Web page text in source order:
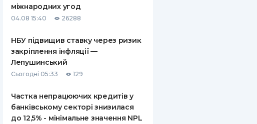
ПУТІВНИКИ ПО
ВСІ СТРАХОВІ ПОЛІСИ
СТРАХОВІ КОМПАНІЇ
КОМПАНІЇ
ДОСТАВКА І ОПЛАТА
міжнародних угод
04.08 15:40 26288
НБУ підвищив ставку через ризик
закріплення інфляції —
Лепушинський
Сьогодні 05:33 129
Частка непрацюючих кредитів у
банківському секторі знизилася
до 12,5% - мінімальне значення NPL